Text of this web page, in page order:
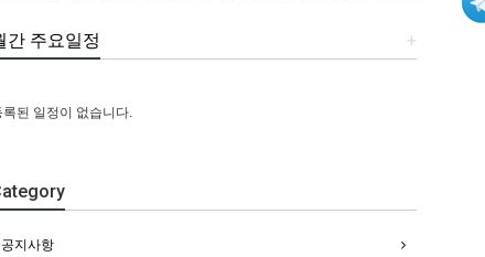
+
간 주요일정
록된 일정이 없습니다.
공지사항